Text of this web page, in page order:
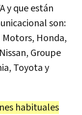
y que están
son:
Motors, Honda,
Groupe
Toyota y
habituales